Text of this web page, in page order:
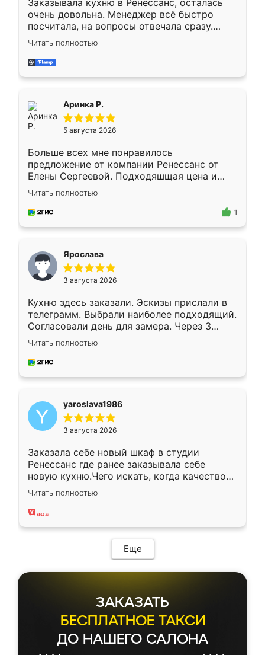
Заказывала кухню в Ренессанс, осталась
очень довольна. Менеджер всё быстро
посчитала, на вопросы отвечала сразу.
Замерщик приехал в субботу, подошёл к
делу со всей ответственностью. Собрали
за день, ребята работали аккуратно, даже
Читать полностью
Аринка Р.
5 августа 2026
Больше всех мне понравилось
предложение от компании Ренессанс от
Елены Сергеевой. Подходяшщая цена и
короткие сроки изготовления. Приехавший
для замера сотрудник Владислав
предложил по моему эскизу самый
Читать полностью
1
Ярослава
3 августа 2026
Кухню здесь заказали. Эскизы прислали в
телеграмм. Выбрали наиболее подходящий.
Согласовали день для замера. Через 3
недели кухня была уже готова. Остались
довольны работой. Спасибо Ренессанс
мебель за качественную работу!
Читать полностью
yaroslava1986
3 августа 2026
Заказала себе новый шкаф в студии
Ренессанс где ранее заказывала себе
новую кухню.Чего искать, когда качеством
вполне довольна. Служит кухня уже почти
два года, нареканий нет.
Читать полностью
Еще
ЗАКАЗАТЬ
БЕСПЛАТНОЕ ТАКСИ
ДО НАШЕГО САЛОНА